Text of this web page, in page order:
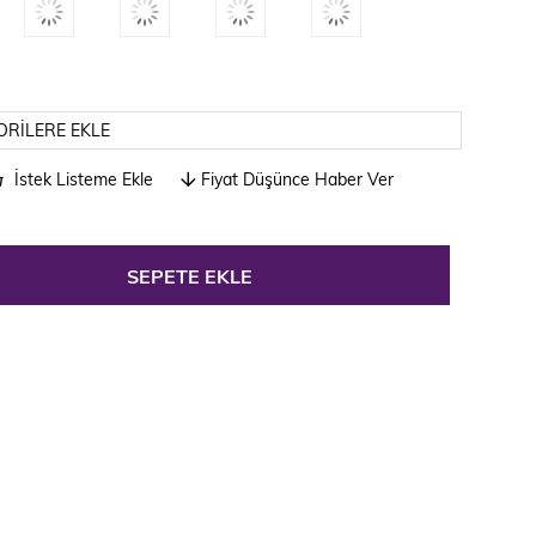
EKLE
İstek Listeme Ekle Fiyat Düşünce Haber Ver